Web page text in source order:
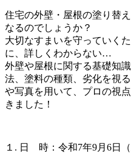
住宅の外壁・屋根の塗り替
なるのでしょうか？
大切なすまいを守っていく
に、詳しくわからない…
外壁や屋根に関する基礎知
法、塗料の種類、劣化を視
や写真を用いて、プロの視
きました！
１. 日 時：令和7年9月6日